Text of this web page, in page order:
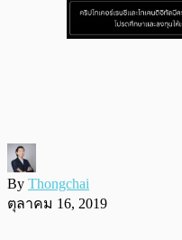
By Thongchai
ตุลาคม 16, 2019